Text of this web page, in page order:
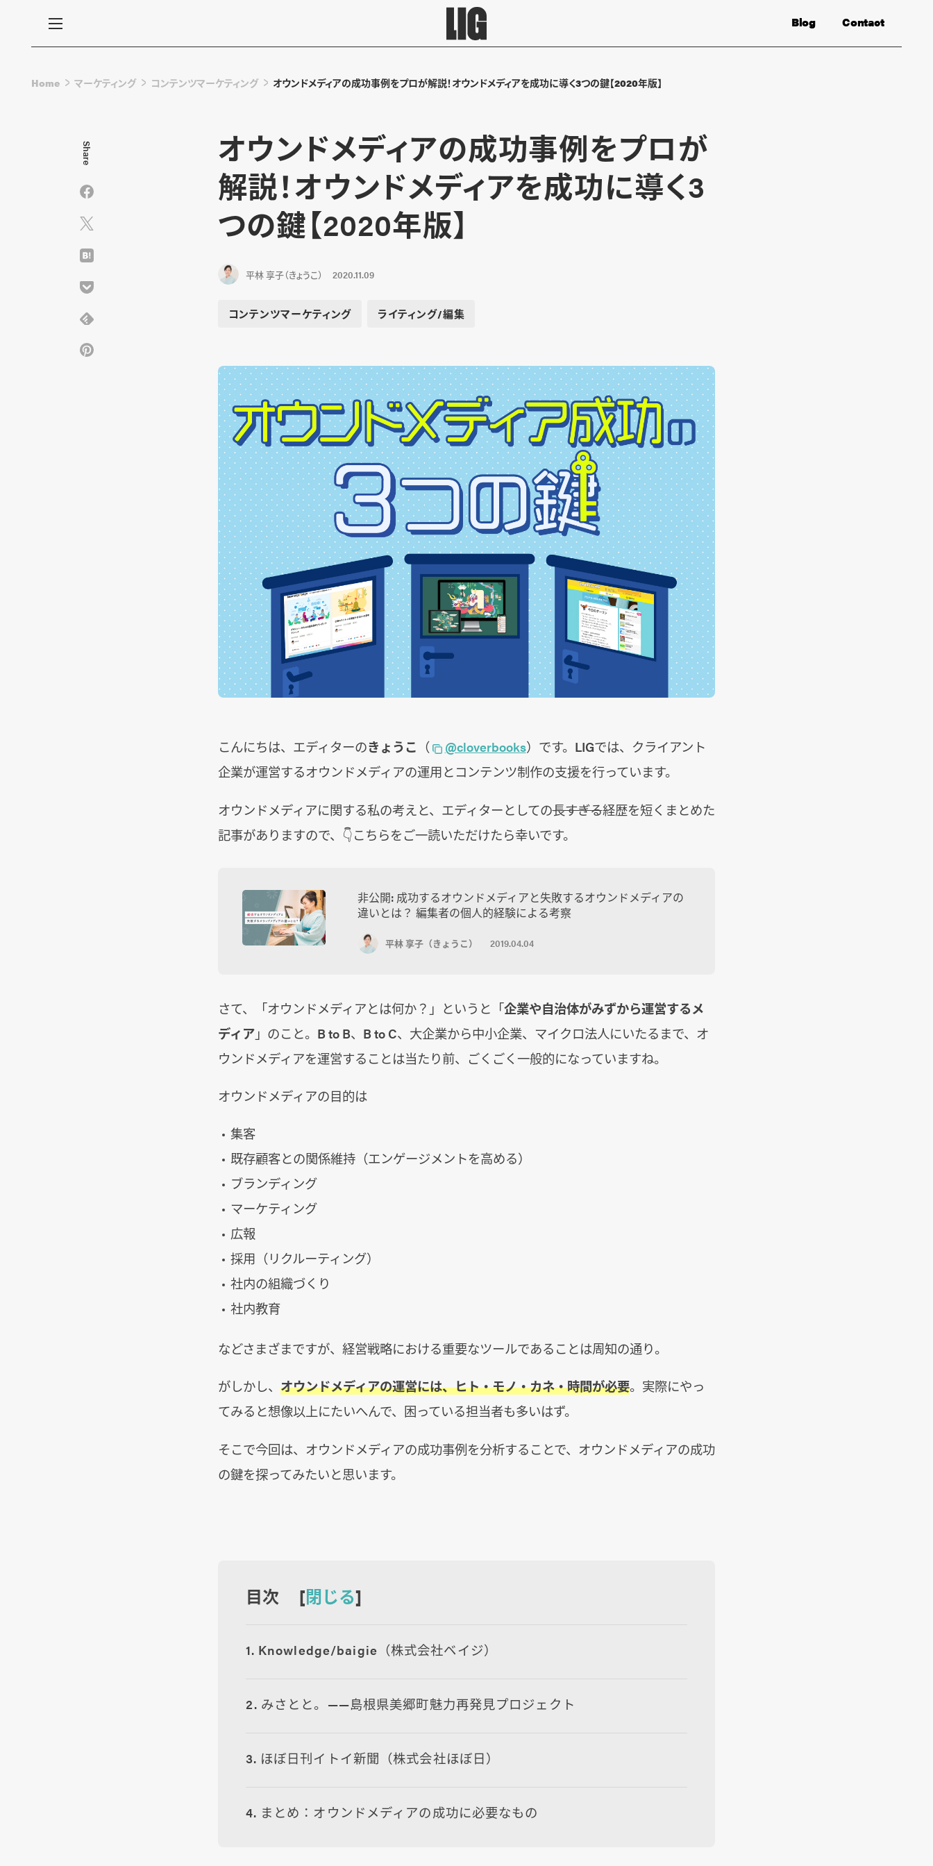
Contact
Blog
Home マーケティング コンテンツマーケティング オウンドメディアの成功事例をプロが解説！オウンドメディアを成功に導く3つの鍵【2020年版】
オウンドメディアの成功事例をプロが
解説！オウンドメディアを成功に導く3
つの鍵【2020年版】
平林 享子（きょうこ） 2020.11.09
コンテンツマーケティング ライティング/編集
こんにちは、エディターのきょうこ （ @cloverbooks）です。LIGでは、クライアント
企業が運営するオウンドメディアの運用とコンテンツ制作の支援を行っています。
オウンドメディアに関する私の考えと、エディターとしての長すぎる経歴を短くまとめた
記事がありますので、👇こちらをご一読いただけたら幸いです。
非公開: 成功するオウンドメディアと失敗するオウンドメディアの
違いとは？ 編集者の個人的経験による考察
平林 享子（きょうこ） 2019.04.04
さて、「オウンドメディアとは何か？」というと「企業や自治体がみずから運営するメ
ディア」のこと。B to B、B to C、大企業から中小企業、マイクロ法人にいたるまで、オ
ウンドメディアを運営することは当たり前、ごくごく一般的になっていますね。
オウンドメディアの目的は
集客
既存顧客との関係維持（エンゲージメントを高める）
ブランディング
マーケティング
広報
採用（リクルーティング）
社内の組織づくり
社内教育
などさまざまですが、経営戦略における重要なツールであることは周知の通り。
がしかし、 オウンドメディアの運営には、ヒト・モノ・カネ・時間が必要。実際にやっ
てみると想像以上にたいへんで、困っている担当者も多いはず。
そこで今回は、オウンドメディアの成功事例を分析することで、オウンドメディアの成功
の鍵を探ってみたいと思います。
目次 [閉じる]
1. Knowledge/baigie（株式会社ベイジ）
2. みさとと。——島根県美郷町魅力再発見プロジェクト
3. ほぼ日刊イトイ新聞（株式会社ほぼ日）
4. まとめ：オウンドメディアの成功に必要なもの
Share